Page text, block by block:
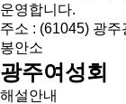
운영합니다.
주소 : (61045) 광
봉안소
광주여성회
해설안내